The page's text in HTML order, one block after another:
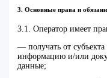
3. Основные права и
3.1. Оператор имеет
— получать от
информацию и/или
данные;